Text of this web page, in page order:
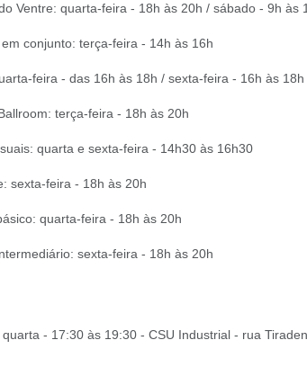
Ventre: quarta-feira - 18h às 20h / sábado - 9h às
conjunto: terça-feira - 14h às 16h
feira - das 16h às 18h / sexta-feira - 16h às 18h
terça-feira - 18h às 20h
quarta e sexta-feira - 14h30 às 16h30
sexta-feira - 18h às 20h
quarta-feira - 18h às 20h
sexta-feira - 18h às 20h
- 17:30 às 19:30 - CSU Industrial - rua